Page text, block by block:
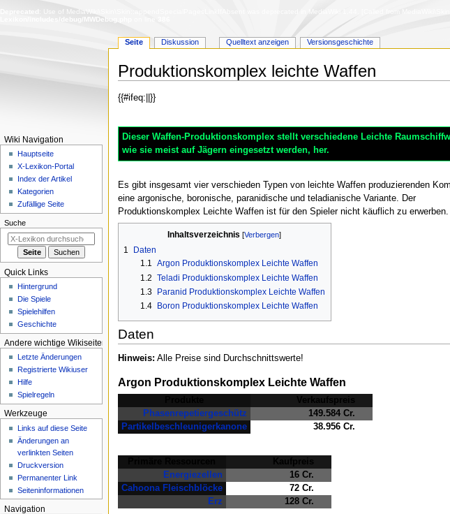
Deprecated : Use of MediaWiki\Skin\Skin::appendSpecialPagesLinkIfAbsent was deprecated in MediaWiki 1.44. [Called from
Lexikon/includes/debug/MWDebug.php
Produktionskomplex leichte Waffen
Zur
Zur
{{#ifeq:||}}
Dieser Waffen-Produktionskomplex stellt verschiedene Leichte
wie sie meist auf Jägern eingesetzt werden, her.
Es gibt insgesamt vier verschieden Typen von leichte Waffen produzierenden
eine argonische, boronische, paranidische und teladianische Variante. Der
Produktionskomplex Leichte Waffen ist für den Spieler nicht käuflich zu erwerben.
Inhaltsverzeichnis
1
Daten
1.1 Argon Produktionskomplex Leichte Waffen
1.2 Teladi Produktionskomplex Leichte Waffen
1.3 Paranid Produktionskomplex Leichte Waffen
1.4
Boron Produktionskomplex Leichte Waffen
Daten
Hinweis: Alle Preise sind Durchschnittswerte!
Argon Produktionskomplex Leichte Waffen
Verkaufspreis
Phasenrepetiergeschütz
149.584 Cr.
Partikelbeschleunigerkanone
38.956 Cr.
Kaufpreis
Energiezellen
16 Cr.
Cahoona Fleischblöcke
72 Cr.
Erz
128 Cr.
N
a
o
n
m
n
Seite Diskussion Quelltext anzeigen Versionsgeschichte
Wiki Navigation
Hauptseite
X-Lexikon-Portal
Index der Artikel
Kategorien
Zufällige Seite
Suche
Quick Links
Hintergrund
Die Spiele
Spielehilfen
Geschichte
Andere wichtige Wikiseiten
Letzte Änderungen
Registrierte Wikiuser
Hilfe
Spielregeln
Werkzeuge
Links auf diese Seite
Änderungen an
verlinkten Seiten
Druckversion
Permanenter Link
Seiten­­informationen
Navigation